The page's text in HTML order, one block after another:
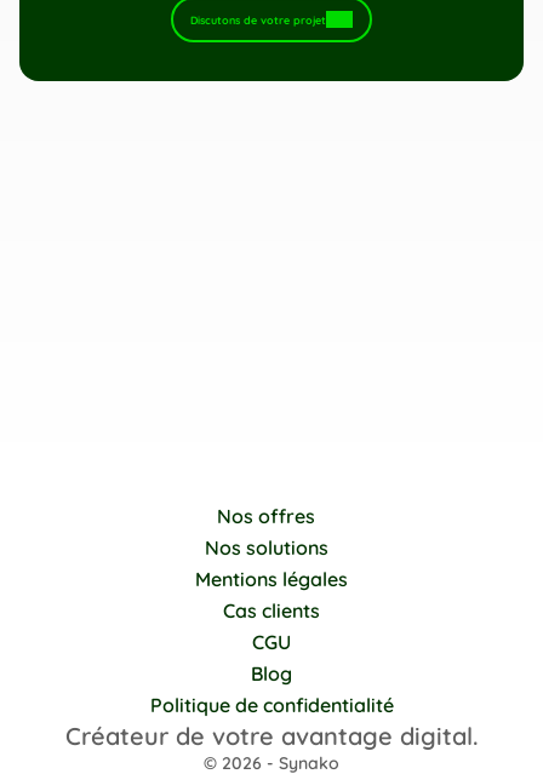
Discutons de votre projet
Créateur de votre avantage digital.
© 2026 - Synako
Nos offres
Nos solutions
Mentions légales
Cas clients
CGU
Blog
Politique de confidentialité